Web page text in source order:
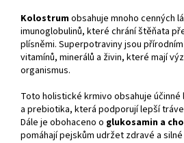
Kolostrumobsahuje mnoho cenných
imunoglobulinů, které chrání štěňata
plísněmi. Superpotraviny jsou
vitamínů, minerálů a živin, které mají
organismus.
Toto holistické krmivo obsahuje
a prebiotika, která podporují lepší
Dále je obohaceno o glukosamin a
pomáhají pejskům udržet zdravé a